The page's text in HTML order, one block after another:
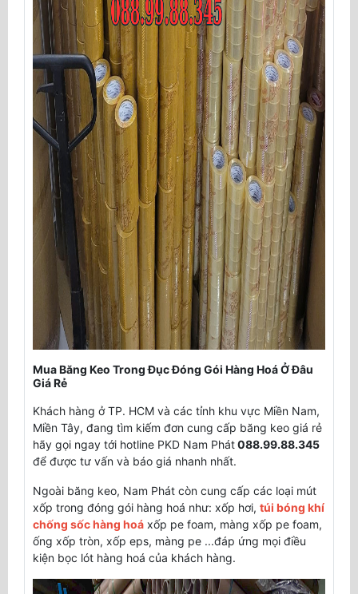
Mua Băng Keo Trong Đục Đóng Gói Hàng Hoá Ở Đâu
Giá Rẻ
Khách hàng ở TP. HCM và các tỉnh khu vực Miền Nam,
Miền Tây, đang tìm kiếm đơn cung cấp băng keo giá rẻ
hãy gọi ngay tới hotline PKD Nam Phát088.99.88.345
để được tư vấn và báo giá nhanh nhất.
Ngoài băng keo, Nam Phát còn cung cấp các loại mút
xốp trong đóng gói hàng hoá như: xốp hơi, túi bóng khí
chống sốc hàng hoá xốp pe foam, màng xốp pe foam,
ống xốp tròn, xốp eps, màng pe ...đáp ứng mọi điều
kiện bọc lót hàng hoá của khách hàng.